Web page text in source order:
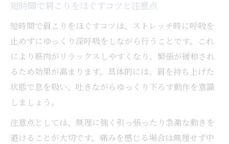
ひどい肩こり解消グッズの効果的な使い方
肩こりを一瞬で治す方法の真実と注意点
一瞬でできる肩こり緩和の最新アプローチ
肩こりを一瞬で楽にする最新の方法まとめ
肩こり解消グッズ活用で速攻緩和を目指す
肩こりマッサージの即効テクニックとポイ
肩こり緩和のための簡単セルフケアアイデ
短時間で肩こりをほぐすコツと注意点
短時間で肩こりをほぐすコツは、ストレッチ時に呼吸を
止めずにゆっくり深呼吸をしながら行うことです。これ
により筋肉がリラックスしやすくなり、緊張が緩和され
るため効果が高まります。具体的には、肩を持ち上げた
状態で息を吸い、吐きながらゆっくり下ろす動作を意識
しましょう。
注意点としては、無理に強く引っ張ったり急激な動きを
避けることが大切です。痛みを感じる場合は無理せず中